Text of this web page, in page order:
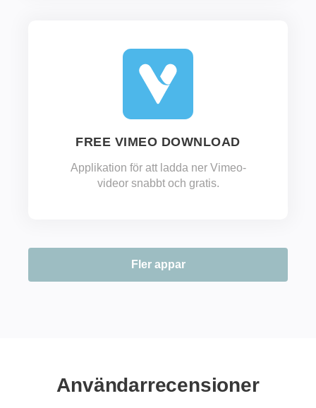
FREE VIMEO DOWNLOAD
Applikation för att ladda ner Vimeo-
videor snabbt och gratis.
Fler appar
Användarrecensioner